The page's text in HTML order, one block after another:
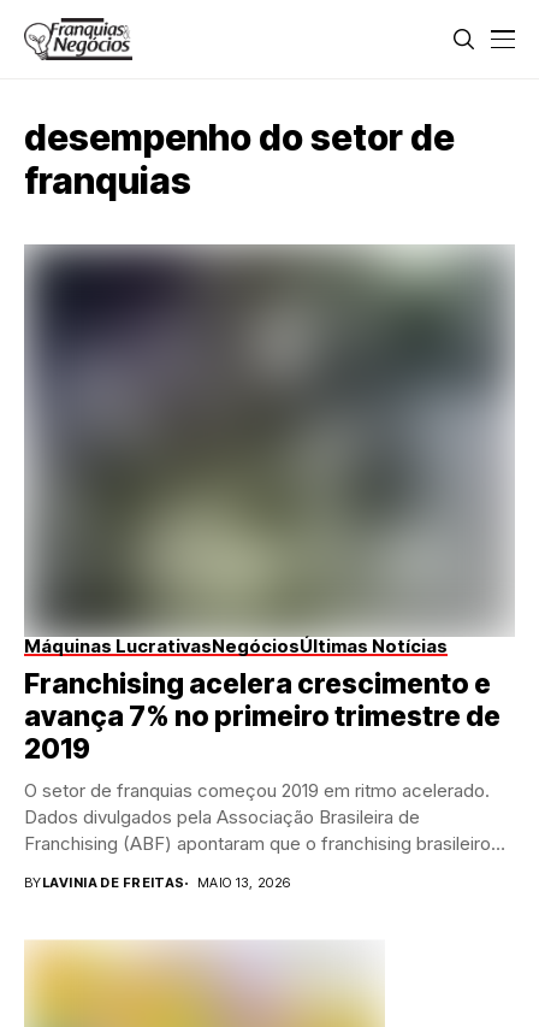
desempenho do setor de
franquias
Máquinas LucrativasNegóciosÚltimas Notícias
Franchising acelera crescimento e
avança 7% no primeiro trimestre de
2019
O setor de franquias começou 2019 em ritmo acelerado.
Dados divulgados pela Associação Brasileira de
Franchising (ABF) apontaram que o franchising brasileiro
BYLAVINIA DE FREITAS MAIO 13, 2026